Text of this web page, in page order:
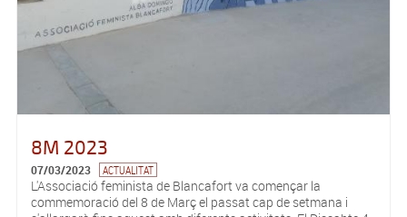
8M 2023
07/03/2023 ACTUALITAT
L'Associació feminista de Blancafort va començar la
commemoració del 8 de Març el passat cap de setmana i